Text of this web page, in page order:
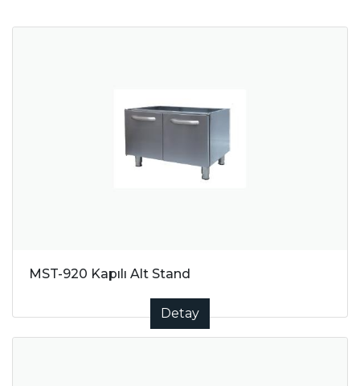
MST-920 Kapılı Alt Stand
Detay